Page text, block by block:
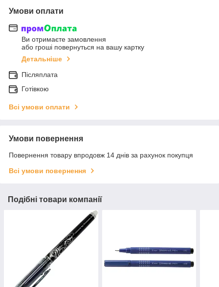
Умови оплати
Ви отримаєте замовлення
або гроші повернуться на вашу картку
Детальніше
Післяплата
Готівкою
Всі умови оплати
Умови повернення
Повернення товару впродовж 14 днів за рахунок покупця
Всі умови повернення
Подібні товари компанії